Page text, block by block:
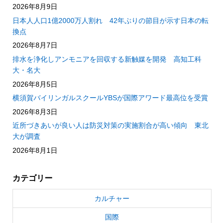
2026年8月9日
日本人人口1億2000万人割れ 42年ぶりの節目が示す日本の転
換点
2026年8月7日
排水を浄化しアンモニアを回収する新触媒を開発 高知工科
大・名大
2026年8月5日
横須賀バイリンガルスクールYBSが国際アワード最高位を受賞
2026年8月3日
近所づきあいが良い人は防災対策の実施割合が高い傾向 東北
大が調査
2026年8月1日
カテゴリー
カルチャー
国際